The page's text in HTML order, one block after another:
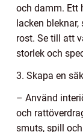
och damm. Ett
lacken
rost. Se till att
storlek och
3. Skapa en
– Använd
och
smuts, spill